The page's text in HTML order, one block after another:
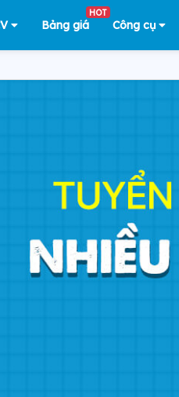
Bảng giá
HOT
Công cụ